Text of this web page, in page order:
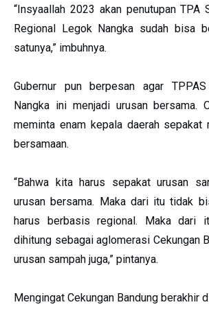
“Insyaallah 2023 akan penutupan TPA
Regional Legok Nangka sudah bisa
satunya,” imbuhnya.
Gubernur pun berpesan agar
Nangka ini menjadi urusan bersama.
meminta enam kepala daerah sepakat
bersamaan.
“Bahwa kita harus sepakat urusan
urusan bersama. Maka dari itu tidak
harus berbasis regional. Maka dari
dihitung sebagai aglomerasi Cekungan
urusan sampah juga,” pintanya.
Mengingat Cekungan Bandung berakhir